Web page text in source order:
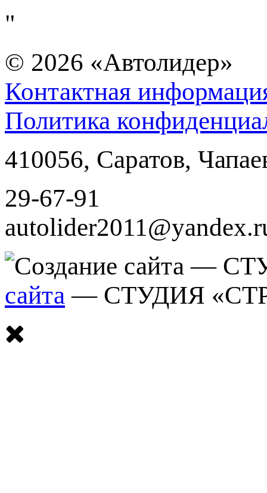
"
© 2026 «Автолидер»
Контактная
Политика
410056, Саратов,
29-67-91
сайта — СТУДИЯ